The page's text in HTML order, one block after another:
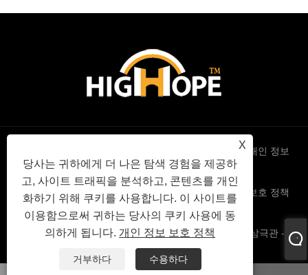
X
당사는 귀하에게 더 나은 탐색 경험을 제공하
고, 사이트 트래픽을 분석하고, 콘텐츠를 개인
화하기 위해 쿠키를 사용합니다. 이 사이트를
이용함으로써 귀하는 당사의 쿠키 사용에 동
의하게 됩니다. 개인 정보 보호 정책
거부하다
수용하다
개인 정보
보호 정책
Copyright © 2022 High Hope International Inc - 진공관 삼극관 - All
Right Reserved